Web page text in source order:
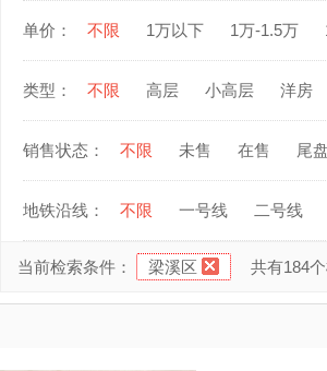
单价： 不限 1万以下 1万-1.5万
类型： 不限 高层 小高层 洋房
销售状态： 不限 未售 在售 尾盘
地铁沿线： 不限 一号线 二号线
当前检索条件： 梁溪区 共有184